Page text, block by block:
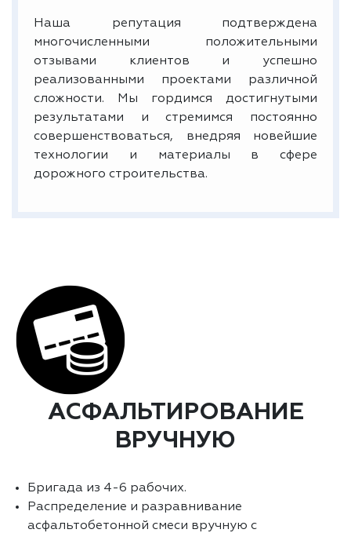
Наша репутация подтверждена
многочисленными положительными
отзывами клиентов и успешно
реализованными проектами различной
сложности. Мы гордимся достигнутыми
результатами и стремимся постоянно
совершенствоваться, внедряя новейшие
технологии и материалы в сфере
дорожного строительства.
АСФАЛЬТИРОВАНИЕ
ВРУЧНУЮ
Бригада из 4-6 рабочих.
Распределение и разравнивание
асфальтобетонной смеси вручную с